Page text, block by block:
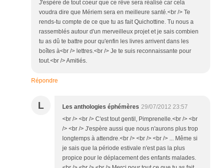
J'espère de tout coeur que ce rêve sera réalisé car cela
voudra dire que Mériem sera en meilleure santé.<br /> Te
rends-tu compte de ce que tu as fait Quichottine. Tu nous a
rassemblés autour d'un merveilleux projet et je sais combien
tu as dû te battre pour qu'enfin les livres arrivent dans les
boîtes à<br /> lettres.<br /> Je te suis reconnaissante pour
tout.<br /> Amitiés.
Répondre
L Les anthologies éphémères 29/07/2012 23:57
<br /> <br /> C'est tout gentil, Pimprenelle.<br /> <br
/> <br /> J'espère aussi que nous n'aurons plus trop
longtemps à attendre.<br /> <br /> <br /> ... Même si
je sais que la période estivale n'est pas la plus
propice pour le déplacement des enfants malades.